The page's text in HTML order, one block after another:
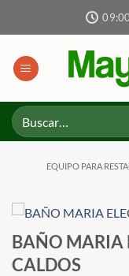
Buscar
por:
EQUIPO PARA
BAÑO MARIA
CALDOS